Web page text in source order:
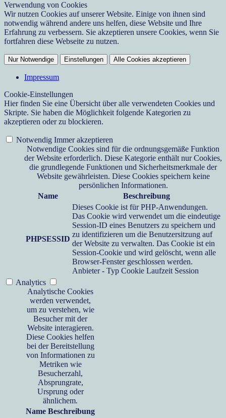
Verwendung von Cookies
Wir nutzen Cookies auf unserer Website. Einige von ihnen sind
notwendig während andere uns helfen, diese Website und Ihre
Erfahrung zu verbessern. Sie akzeptieren unsere Cookies, wenn Sie
fortfahren diese Webseite zu nutzen.
Nur Notwendige Einstellungen Alle Cookies akzeptieren
Impressum
Cookie-Einstellungen
Hier finden Sie eine Übersicht über alle verwendeten Cookies und
Skripte. Sie haben die Möglichkeit folgende Kategorien zu
akzeptieren oder zu blockieren.
Notwendig Immer akzeptieren
Notwendige Cookies sind für die ordnungsgemäße Funktion
der Website erforderlich. Diese Kategorie enthält nur Cookies,
die grundlegende Funktionen und Sicherheitsmerkmale der
Website gewährleisten. Diese Cookies speichern keine
persönlichen Informationen.
Name
Beschreibung
PHPSESSID
Dieses Cookie ist für PHP-Anwendungen.
Das Cookie wird verwendet um die eindeutige
Session-ID eines Benutzers zu speichern und
zu identifizieren um die Benutzersitzung auf
der Website zu verwalten. Das Cookie ist ein
Session-Cookie und wird gelöscht, wenn alle
Browser-Fenster geschlossen werden.
Anbieter - Typ Cookie Laufzeit Session
Analytics
Analytische Cookies
werden verwendet,
um zu verstehen, wie
Besucher mit der
Website interagieren.
Diese Cookies helfen
bei der Bereitstellung
von Informationen zu
Metriken wie
Besucherzahl,
Absprungrate,
Ursprung oder
ähnlichem.
Name Beschreibung